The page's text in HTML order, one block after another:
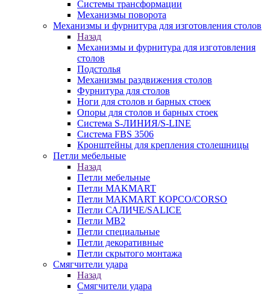
Системы трансформации
Механизмы поворота
Механизмы и фурнитура для изготовления столов
Назад
Механизмы и фурнитура для изготовления
столов
Подстолья
Механизмы раздвижения столов
Фурнитура для столов
Ноги для столов и барных стоек
Опоры для столов и барных стоек
Система S-ЛИНИЯ/S-LINE
Система FBS 3506
Кронштейны для крепления столешницы
Петли мебельные
Назад
Петли мебельные
Петли MAKMART
Петли MAKMART КОРСО/CORSO
Петли САЛИЧЕ/SALICE
Петли MB2
Петли специальные
Петли декоративные
Петли скрытого монтажа
Смягчители удара
Назад
Смягчители удара